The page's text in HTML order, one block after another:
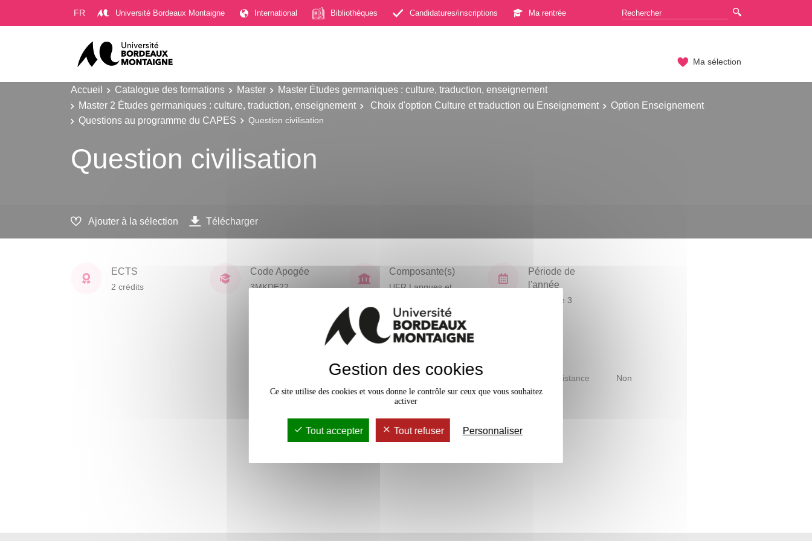
FR Université Bordeaux Montaigne International Bibliothèques Candidatures/inscriptions Ma rentrée
Ma sélection
Accueil Catalogue des formations Master
Master Études germaniques : culture, traduction, enseignement
Master 2 Études germaniques : culture, traduction, enseignement
Choix d'option Culture et traduction ou Enseignement
Option Enseignement
Questions au programme du CAPES
Question civilisation
Question civilisation
Ajouter à la sélection Télécharger
ECTS
2 crédits
Code Apogée
3MKDE22
Composante(s)
UFR Langues et
Période de
l'année
Semestre 3
Accessible à distance Non
Gestion des cookies
Ce site utilise des cookies et vous donne le contrôle sur ceux que vous souhaitez
activer
Tout accepter Tout refuser Personnaliser